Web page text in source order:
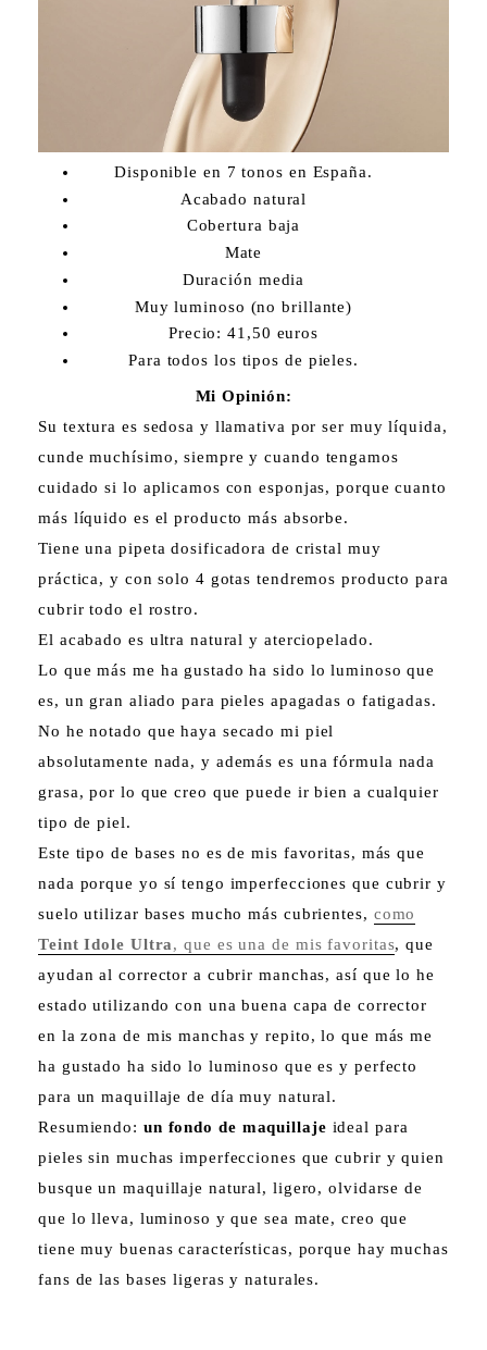
Disponible en 7 tonos en España.
Acabado natural
Cobertura baja
Mate
Duración media
Muy luminoso (no brillante)
Precio: 41,50 euros
Para todos los tipos de pieles.
Mi Opinión:
Su textura es sedosa y llamativa por ser muy líquida,
cunde muchísimo, siempre y cuando tengamos
cuidado si lo aplicamos con esponjas, porque cuanto
más líquido es el producto más absorbe.
Tiene una pipeta dosificadora de cristal muy
práctica, y con solo 4 gotas tendremos producto para
cubrir todo el rostro.
El acabado es ultra natural y aterciopelado.
Lo que más me ha gustado ha sido lo luminoso que
es, un gran aliado para pieles apagadas o fatigadas.
No he notado que haya secado mi piel
absolutamente nada, y además es una fórmula nada
grasa, por lo que creo que puede ir bien a cualquier
tipo de piel.
Este tipo de bases no es de mis favoritas, más que
nada porque yo sí tengo imperfecciones que cubrir y
suelo utilizar bases mucho más cubrientes, como
Teint Idole Ultra, que es una de mis favoritas, que
ayudan al corrector a cubrir manchas, así que lo he
estado utilizando con una buena capa de corrector
en la zona de mis manchas y repito, lo que más me
ha gustado ha sido lo luminoso que es y perfecto
para un maquillaje de día muy natural.
Resumiendo: un fondo de maquillaje ideal para
pieles sin muchas imperfecciones que cubrir y quien
busque un maquillaje natural, ligero, olvidarse de
que lo lleva, luminoso y que sea mate, creo que
tiene muy buenas características, porque hay muchas
fans de las bases ligeras y naturales.